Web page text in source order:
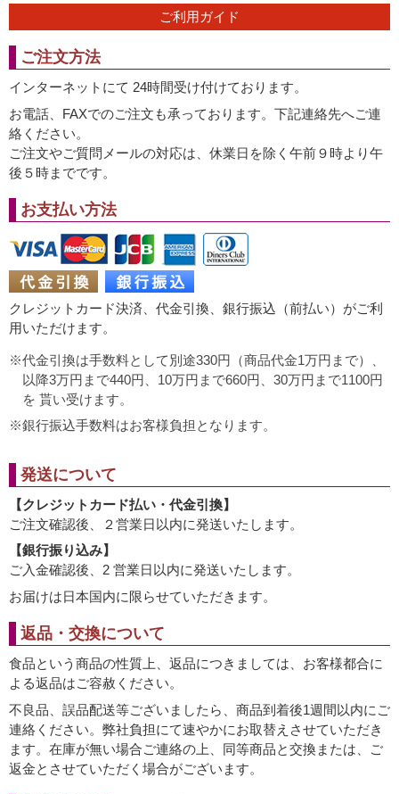
ご利用ガイド
ご注文方法
インターネットにて 24時間受け付けております。
お電話、FAXでのご注文も承っております。下記連絡先へご連
絡ください。
ご注文やご質問メールの対応は、休業日を除く午前９時より午
後５時までです。
お支払い方法
クレジットカード決済、代金引換、銀行振込（前払い）がご利
用いただけます。
代金引換は手数料として別途330円（商品代金1万円まで）、
以降3万円まで440円、10万円まで660円、30万円まで1100円
を 貰い受けます。
銀行振込手数料はお客様負担となります。
発送について
【クレジットカード払い・代金引換】
ご注文確認後、２営業日以内に発送いたします。
【銀行振り込み】
ご入金確認後、2 営業日以内に発送いたします。
お届けは日本国内に限らせていただきます。
返品・交換について
食品という商品の性質上、返品につきましては、お客様都合に
よる返品はご容赦ください。
不良品、誤品配送等ございましたら、商品到着後1週間以内にご
連絡ください。弊社負担にて速やかにお取替えさせていただき
ます。在庫が無い場合ご連絡の上、同等商品と交換または、ご
返金とさせていただく場合がございます。